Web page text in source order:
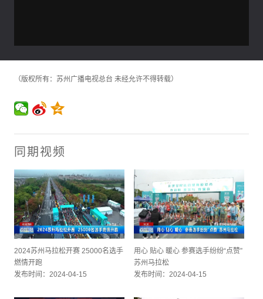
（版权所有：苏州广播电视总台 未经允许不得转载）
同期视频
2024苏州马拉松开赛 25000名选手
燃情开跑
发布时间：2024-04-15
用心 贴心 暖心 参赛选手纷纷“点赞”
苏州马拉松
发布时间：2024-04-15